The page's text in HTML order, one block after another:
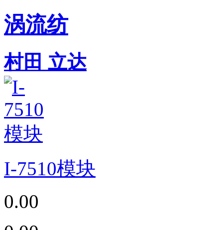
涡流纺
村田 立达
I-7510模块
0.00